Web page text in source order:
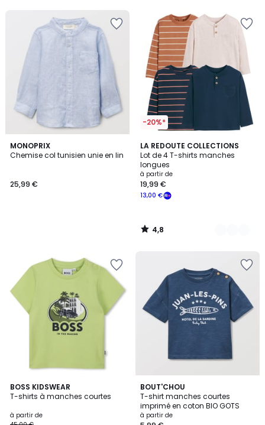
MONOPRIX
Chemise col tunisien unie en lin
25,99 €
-20%*
LA REDOUTE COLLECTIONS
Lot de 4 T-shirts manches
longues
à partir de
13,00 €
19,99 €
4,8
/ 5
3
Couleurs
4,8
/
BOSS KIDSWEAR
T-shirts à manches courtes
à partir de
2
Couleurs
BOUT'CHOU
T-shirt manches courtes
imprimé en coton BIO GOTS
à partir de